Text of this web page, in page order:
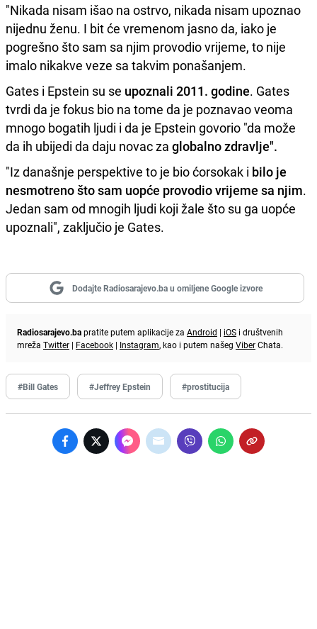
"Nikada nisam išao na ostrvo, nikada nisam upoznao
nijednu ženu. I bit će vremenom jasno da, iako je
pogrešno što sam sa njim provodio vrijeme, to nije
imalo nikakve veze sa takvim ponašanjem.
Gates i Epstein su se upoznali 2011. godine. Gates
tvrdi da je fokus bio na tome da je poznavao veoma
mnogo bogatih ljudi i da je Epstein govorio "da može
da ih ubijedi da daju novac za globalno zdravlje".
"Iz današnje perspektive to je bio ćorsokak i bilo je
nesmotreno što sam uopće provodio vrijeme sa njim.
Jedan sam od mnogih ljudi koji žale što su ga uopće
upoznali", zaključio je Gates.
Dodajte Radiosarajevo.ba u omiljene Google izvore
Radiosarajevo.bapratite putem aplikacije za Android | iOS i društvenih
mreža Twitter | Facebook | Instagram, kao i putem našeg ViberChata.
#Bill Gates #Jeffrey Epstein #prostitucija